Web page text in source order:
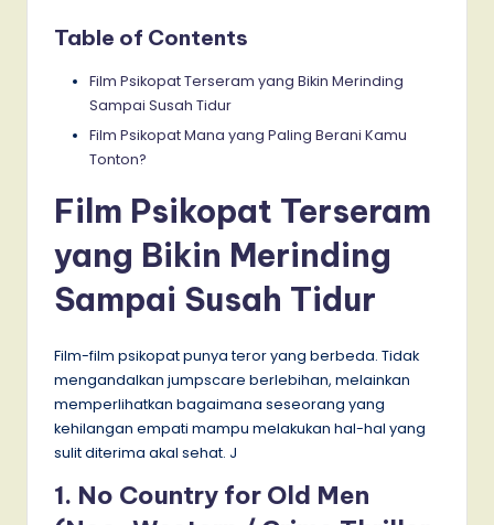
Table of Contents
Film Psikopat Terseram yang Bikin Merinding
Sampai Susah Tidur
Film Psikopat Mana yang Paling Berani Kamu
Tonton?
Film Psikopat Terseram
yang Bikin Merinding
Sampai Susah Tidur
Film-film psikopat punya teror yang berbeda. Tidak
mengandalkan jumpscare berlebihan, melainkan
memperlihatkan bagaimana seseorang yang
kehilangan empati mampu melakukan hal-hal yang
sulit diterima akal sehat. J
1. No Country for Old Men